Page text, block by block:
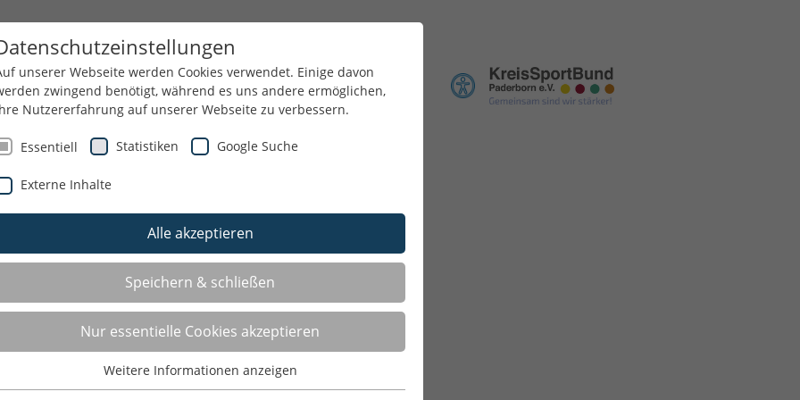
GESUNDHEIT BILDUNG
unserer Webseite werden Cookies verwendet. Einige davon
zwingend benötigt, während es uns andere ermöglichen,
Nutzererfahrung auf unserer Webseite zu verbessern.
Essentiell Statistiken Google Suche
Externe Inhalte
Alle akzeptieren
Speichern & schließen
Nur essentielle Cookies akzeptieren
Weitere Informationen anzeigen